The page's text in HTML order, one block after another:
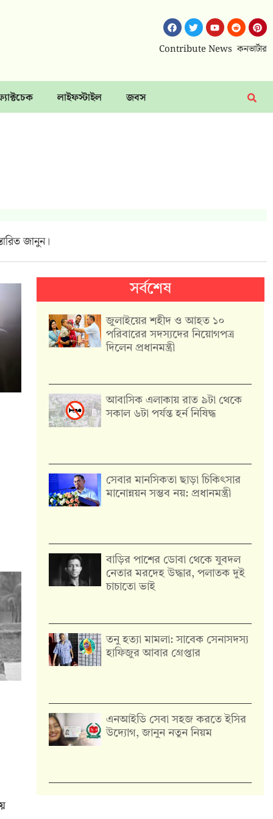
Contribute News কনভার্টার
লাইফস্টাইল জবস
জানুন।
সর্বশেষ
জুলাইয়ের শহীদ ও আহত ১০
পরিবারের সদস্যদের নিয়োগপত্র
দিলেন প্রধানমন্ত্রী
আবাসিক এলাকায় রাত ৯টা থেকে
সকাল ৬টা পর্যন্ত হর্ন নিষিদ্ধ
সেবার মানসিকতা ছাড়া চিকিৎসার
মানোন্নয়ন সম্ভব নয়: প্রধানমন্ত্রী
বাড়ির পাশের ডোবা থেকে যুবদল
নেতার মরদেহ উদ্ধার, পলাতক দুই
চাচাতো ভাই
তনু হত্যা মামলা: সাবেক সেনাসদস্য
হাফিজুর আবার গ্রেপ্তার
এনআইডি সেবা সহজ করতে ইসির
উদ্যোগ, জানুন নতুন নিয়ম